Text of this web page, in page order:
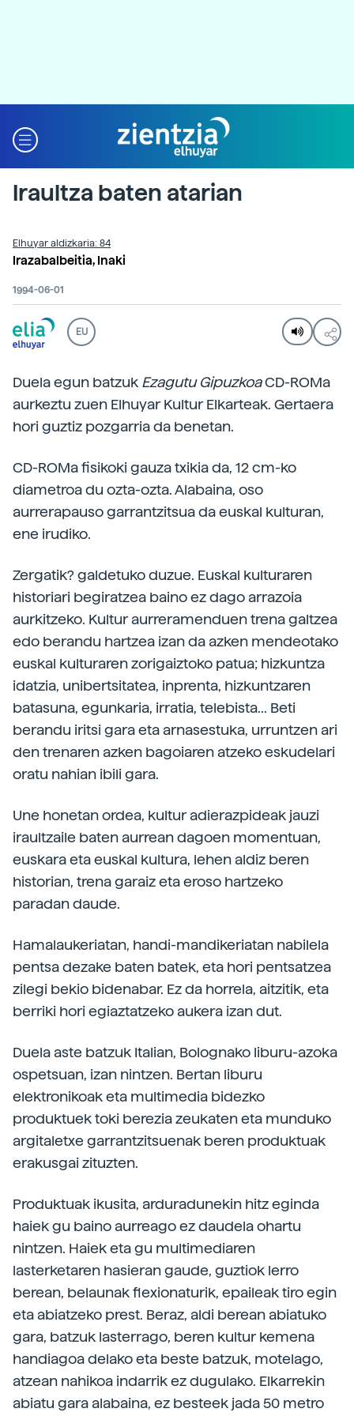
Iraultza baten atarian
Elhuyar aldizkaria: 84
Irazabalbeitia, Inaki
1994-06-01
EU
Duela egun batzuk Ezagutu GipuzkoaCD-ROMa
aurkeztu zuen Elhuyar Kultur Elkarteak. Gertaera
hori guztiz pozgarria da benetan.
CD-ROMa fisikoki gauza txikia da, 12 cm-ko
diametroa du ozta-ozta. Alabaina, oso
aurrerapauso garrantzitsua da euskal kulturan,
ene irudiko.
Zergatik? galdetuko duzue. Euskal kulturaren
historiari begiratzea baino ez dago arrazoia
aurkitzeko. Kultur aurreramenduen trena galtzea
edo berandu hartzea izan da azken mendeotako
euskal kulturaren zorigaiztoko patua; hizkuntza
idatzia, unibertsitatea, inprenta, hizkuntzaren
batasuna, egunkaria, irratia, telebista... Beti
berandu iritsi gara eta arnasestuka, urruntzen ari
den trenaren azken bagoiaren atzeko eskudelari
oratu nahian ibili gara.
Une honetan ordea, kultur adierazpideak jauzi
iraultzaile baten aurrean dagoen momentuan,
euskara eta euskal kultura, lehen aldiz beren
historian, trena garaiz eta eroso hartzeko
paradan daude.
Hamalaukeriatan, handi-mandikeriatan nabilela
pentsa dezake baten batek, eta hori pentsatzea
zilegi bekio bidenabar. Ez da horrela, aitzitik, eta
berriki hori egiaztatzeko aukera izan dut.
Duela aste batzuk Italian, Bolognako liburu-azoka
ospetsuan, izan nintzen. Bertan liburu
elektronikoak eta multimedia bidezko
produktuek toki berezia zeukaten eta munduko
argitaletxe garrantzitsuenak beren produktuak
erakusgai zituzten.
Produktuak ikusita, arduradunekin hitz eginda
haiek gu baino aurreago ez daudela ohartu
nintzen. Haiek eta gu multimediaren
lasterketaren hasieran gaude, guztiok lerro
berean, belaunak flexionaturik, epaileak tiro egin
eta abiatzeko prest. Beraz, aldi berean abiatuko
gara, batzuk lasterrago, beren kultur kemena
handiagoa delako eta beste batzuk, motelago,
atzean nahikoa indarrik ez dugulako. Elkarrekin
abiatu gara alabaina, ez besteek jada 50 metro